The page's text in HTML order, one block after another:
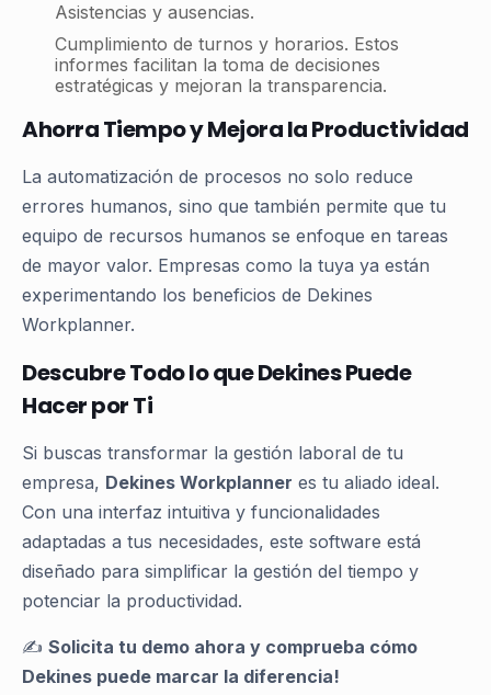
Asistencias y ausencias.
Cumplimiento de turnos y horarios. Estos
informes facilitan la toma de decisiones
estratégicas y mejoran la transparencia.
Ahorra Tiempo y Mejora la Productividad
La automatización de procesos no solo reduce
errores humanos, sino que también permite que tu
equipo de recursos humanos se enfoque en tareas
de mayor valor. Empresas como la tuya ya están
experimentando los beneficios de Dekines
Workplanner.
Descubre Todo lo que Dekines Puede
Hacer por Ti
Si buscas transformar la gestión laboral de tu
empresa, Dekines Workplanner es tu aliado ideal.
Con una interfaz intuitiva y funcionalidades
adaptadas a tus necesidades, este software está
diseñado para simplificar la gestión del tiempo y
potenciar la productividad.
✍️ Solicita tu demo ahora y comprueba cómo
Dekines puede marcar la diferencia!